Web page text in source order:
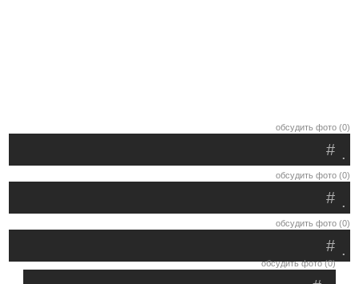
обсудить фото (0)
.
#
обсудить фото (0)
.
#
обсудить фото (0)
.
#
обсудить фото (0)